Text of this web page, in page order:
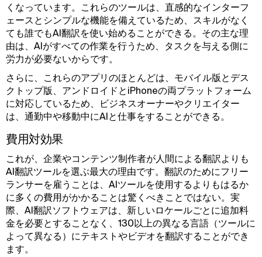
くなっています。これらのツールは、直感的なインターフ
ェースとシンプルな機能を備えているため、スキルがなく
ても誰でもAI翻訳を使い始めることができる。その主な理
由は、AIがすべての作業を行うため、タスクを与える側に
労力が必要ないからです。
さらに、これらのアプリのほとんどは、モバイル版とデス
クトップ版、アンドロイドとiPhoneの両プラットフォーム
に対応しているため、ビジネスオーナーやクリエイター
は、通勤中や移動中にAIと仕事をすることができる。
費用対効果
これが、企業やコンテンツ制作者が人間による翻訳よりも
AI翻訳ツールを選ぶ最大の理由です。翻訳のためにフリー
ランサーを雇うことは、AIツールを使用するよりもはるか
に多くの費用がかかることは驚くべきことではない。実
際、AI翻訳ソフトウェアは、新しいロケールごとに追加料
金を必要とすることなく、130以上の異なる言語（ツールに
よって異なる）にテキストやビデオを翻訳することができ
ます。